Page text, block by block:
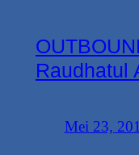
Raudhatul
Mei 23,